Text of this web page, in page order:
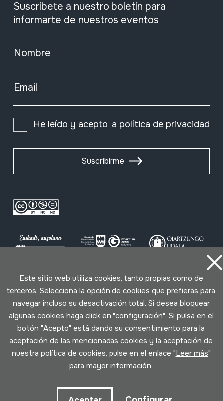
Suscríbete a nuestro boletín para
informarte de nuestros eventos
Nombre
Email
He leído y acepto la política de privacidad
Suscribirme
Condiciones de uso
Política de privacidad
Política de cookies
Desarrollado por Lotura
Este sitio web utiliza cookies, tanto propias como de
terceros. Selecciona la opción de cookies que prefieras para
navegar incluso su desactivación total. Si desea bloquear
algunas cookies haga click en "configuración". Si pulsa en el
botón "Acepto" está dando su consentimiento para la
aceptación de las mencionadas cookies y la aceptación de
nuestra política de cookies, pulse en el enlace "Leer más"
para mayor información.